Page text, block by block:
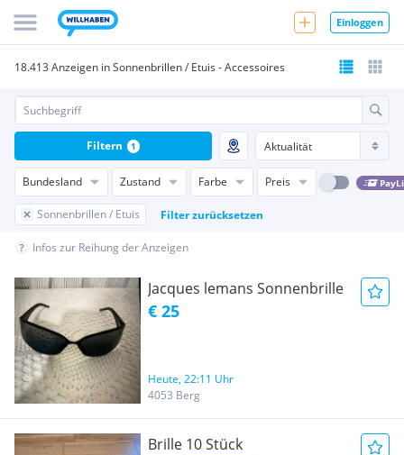
Einloggen
18.413 Anzeigen in Sonnenbrillen / Etuis - Accessoires
Bundesland Zustand Farbe Preis
Sonnenbrillen / Etuis Filter zurücksetzen
Filtern 1
Infos zur Reihung der Anzeigen
Jacques lemans Sonnenbrille
€ 25
Heute, 22:11 Uhr
4053 Berg
Brille 10 Stück